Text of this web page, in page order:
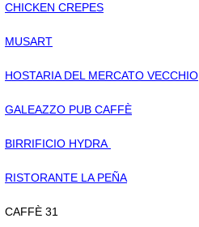
CHICKEN CREPES
MUSART
HOSTARIA DEL MERCATO VECCHIO
GALEAZZO PUB CAFFÈ
BIRRIFICIO HYDRA
RISTORANTE LA PEÑA
CAFFÈ 31